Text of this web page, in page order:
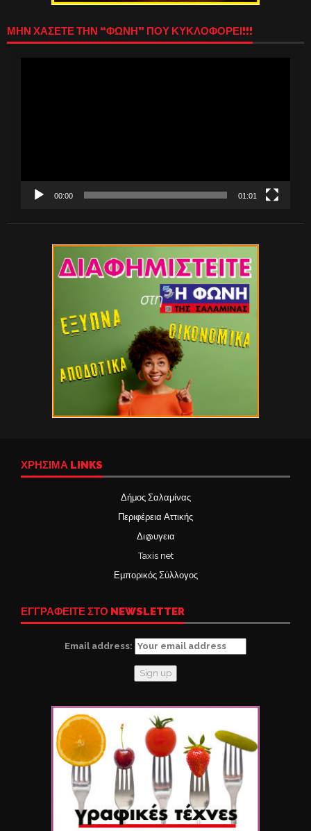
ΜΗΝ ΧΑΣΕΤΕ ΤΗΝ “ΦΩΝΗ” ΠΟΥ ΚΥΚΛΟΦΟΡΕΙ!!!
00:00 01:01
ΧΡΉΣΙΜΑ LINKS
Δήμος Σαλαμίνας
Περιφέρεια Αττικής
Δι@υγεια
Taxis net
Εμπορικός Σύλλογος
ΕΓΓΡΑΦΕΙΤΕ ΣΤΟ NEWSLETTER
Email address: